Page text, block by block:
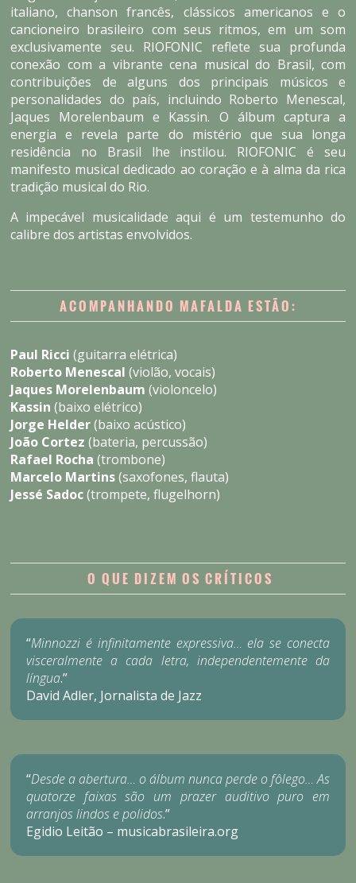
italiano, chanson francês, clássicos americanos e o
cancioneiro brasileiro com seus ritmos, em um som
exclusivamente seu. RIOFONIC reflete sua profunda
conexão com a vibrante cena musical do Brasil, com
contribuições de alguns dos principais músicos e
personalidades do país, incluindo Roberto Menescal,
Jaques Morelenbaum e Kassin. O álbum captura a
energia e revela parte do mistério que sua longa
residência no Brasil lhe instilou. RIOFONIC é seu
manifesto musical dedicado ao coração e à alma da rica
tradição musical do Rio.
A impecável musicalidade aqui é um testemunho do
calibre dos artistas envolvidos.
ACOMPANHANDO MAFALDA ESTÃO:
Paul Ricci (guitarra elétrica)
Roberto Menescal (violão, vocais)
Jaques Morelenbaum (violoncelo)
Kassin (baixo elétrico)
Jorge Helder(baixo acústico)
João Cortez (bateria, percussão)
Rafael Rocha (trombone)
Marcelo Martins(saxofones, flauta)
Jessé Sadoc(trompete, flugelhorn)
O QUE DIZEM OS CRÍTICOS
“Minnozzi é infinitamente expressiva… ela se conecta
visceralmente a cada letra, independentemente da
língua.”
David Adler, Jornalista de Jazz
“Desde a abertura… o álbum nunca perde o fôlego… As
quatorze faixas são um prazer auditivo puro em
arranjos lindos e polidos.”
Egidio Leitão – musicabrasileira.org